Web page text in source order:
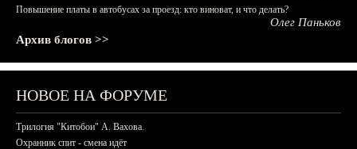
Повышение платы в автобусах за проезд: кто виноват, и что делать?
Олег Паньков
Архив блогов >>
НОВОЕ НА ФОРУМЕ
Трилогия "Китобои" А. Вахова.
Охранник спит - смена идёт